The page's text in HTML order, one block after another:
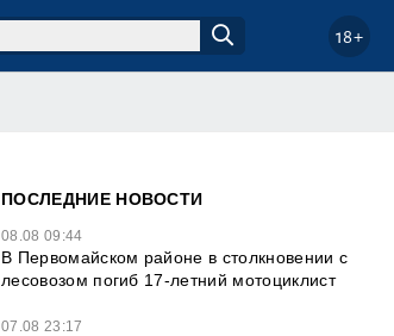
18+
ПОСЛЕДНИЕ НОВОСТИ
08.08 09:44
В Первомайском районе в столкновении с
лесовозом погиб 17-летний мотоциклист
07.08 23:17